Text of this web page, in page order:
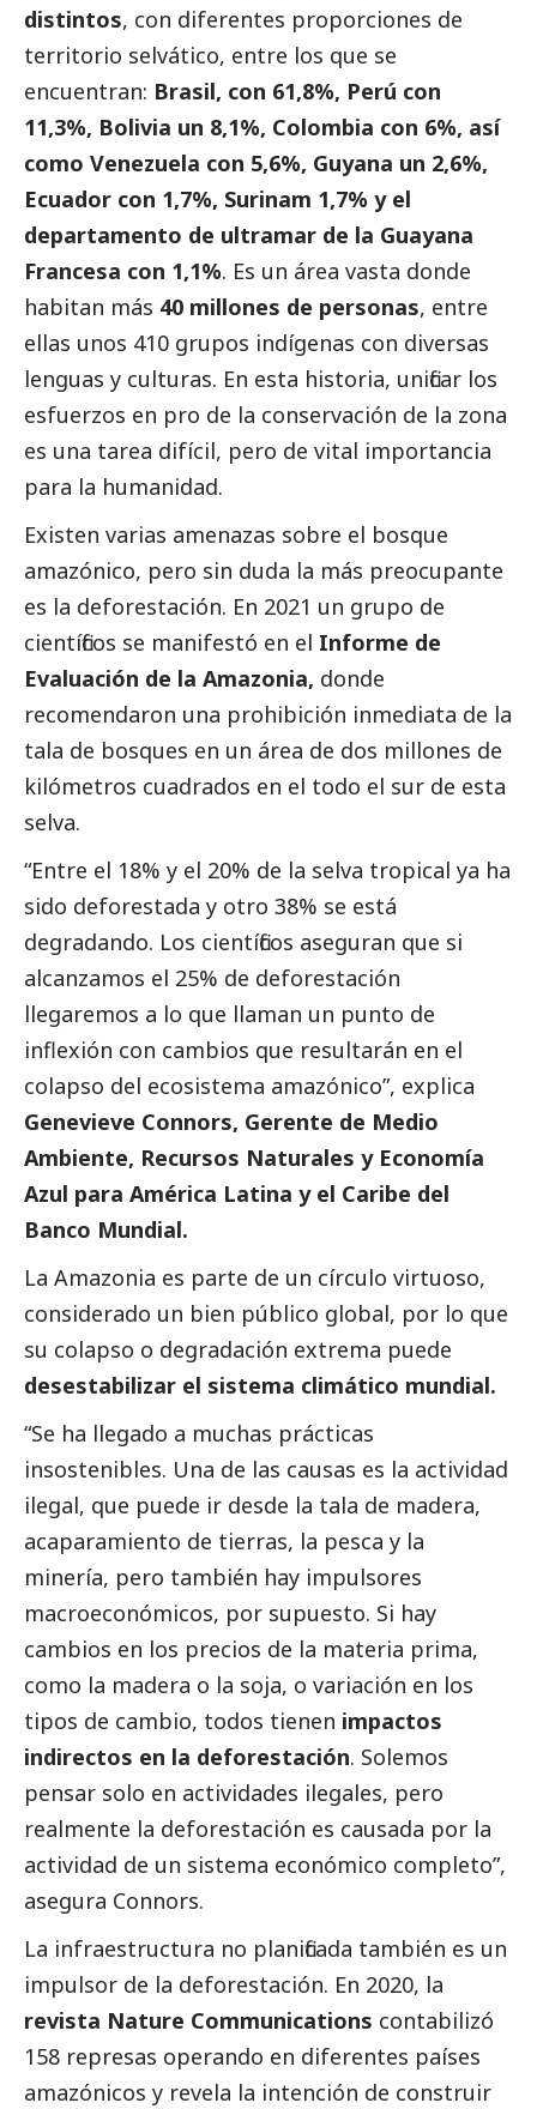
distintos, con diferentes proporciones de
territorio selvático, entre los que se
encuentran: Brasil, con 61,8%, Perú con
11,3%, Bolivia un 8,1%, Colombia con 6%, así
como Venezuela con 5,6%, Guyana un 2,6%,
Ecuador con 1,7%, Surinam 1,7% y el
departamento de ultramar de la Guayana
Francesa con 1,1%. Es un área vasta donde
habitan más 40 millones de personas, entre
ellas unos 410 grupos indígenas con diversas
lenguas y culturas. En esta historia, unificar los
esfuerzos en pro de la conservación de la zona
es una tarea difícil, pero de vital importancia
para la humanidad.
Existen varias amenazas sobre el bosque
amazónico, pero sin duda la más preocupante
es la deforestación. En 2021 un grupo de
científicos se manifestó en el Informe de
Evaluación de la Amazonia, donde
recomendaron una prohibición inmediata de la
tala de bosques en un área de dos millones de
kilómetros cuadrados en el todo el sur de esta
selva.
“Entre el 18% y el 20% de la selva tropical ya ha
sido deforestada y otro 38% se está
degradando. Los científicos aseguran que si
alcanzamos el 25% de deforestación
llegaremos a lo que llaman un punto de
inflexión con cambios que resultarán en el
colapso del ecosistema amazónico”, explica
Genevieve Connors, Gerente de Medio
Ambiente, Recursos Naturales y Economía
Azul para América Latina y el Caribe del
Banco Mundial.
La Amazonia es parte de un círculo virtuoso,
considerado un bien público global, por lo que
su colapso o degradación extrema puede
desestabilizar el sistema climático mundial.
“Se ha llegado a muchas prácticas
insostenibles. Una de las causas es la actividad
ilegal, que puede ir desde la tala de madera,
acaparamiento de tierras, la pesca y la
minería, pero también hay impulsores
macroeconómicos, por supuesto. Si hay
cambios en los precios de la materia prima,
como la madera o la soja, o variación en los
tipos de cambio, todos tienen impactos
indirectos en la deforestación. Solemos
pensar solo en actividades ilegales, pero
realmente la deforestación es causada por la
actividad de un sistema económico completo”,
asegura Connors.
La infraestructura no planificada también es un
impulsor de la deforestación. En 2020, la
revista Nature Communications contabilizó
158 represas operando en diferentes países
amazónicos y revela la intención de construir